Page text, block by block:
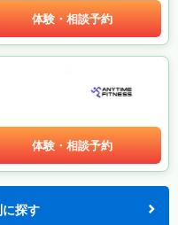
体験・相談予約
体験・相談予約
探す